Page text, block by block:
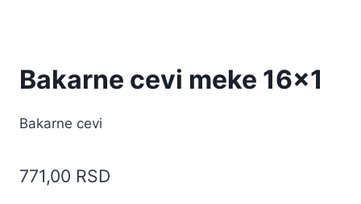
Bakarne cevi meke 16×1
Bakarne cevi
771,00 RSD